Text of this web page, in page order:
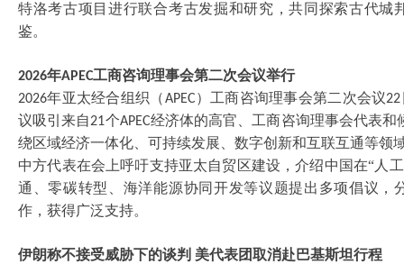
特洛考古项目进行联合考古发掘和研究，共同探索古代城
鉴。
2026年APEC工商咨询理事会第二次会议举行
2026年亚太经合组织（APEC）工商咨询理事会第二次会议22
议吸引来自21个APEC经济体的高官、工商咨询理事会代表和
绕区域经济一体化、可持续发展、数字创新和互联互通等领
中方代表在会上呼吁支持亚太自贸区建设，介绍中国在“人
通、零碳转型、海洋能源协同开发等议题提出多项倡议，
作，获得广泛支持。
伊朗称不接受威胁下的谈判 美代表团取消赴巴基斯坦行程